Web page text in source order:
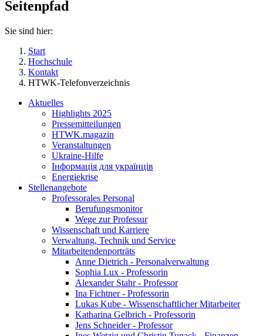
Seitenpfad
Sie sind hier:
Start
Hochschule
Kontakt
HTWK-Telefonverzeichnis
Aktuelles
Highlights 2025
Pressemitteilungen
HTWK.magazin
Veranstaltungen
Ukraine-Hilfe
Інформація для українців
Energiekrise
Stellenangebote
Professorales Personal
Berufungsmonitor
Wege zur Professur
Wissenschaft und Karriere
Verwaltung, Technik und Service
Mitarbeitendenporträts
Anne Dietrich - Personalverwaltung
Sophia Lux - Professorin
Alexander Stahr - Professor
Ina Fichtner - Professorin
Lukas Kube - Wissenschaftlicher Mitarbeiter
Katharina Gelbrich - Professorin
Jens Schneider - Professor